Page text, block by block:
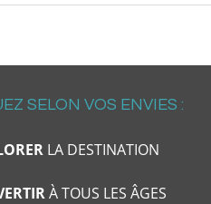
SELON VOS ENVIES :
LA DESTINATION
À TOUS LES ÂGES